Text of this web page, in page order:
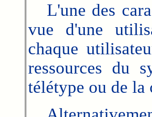
L'une des
vue d'une
chaque
ressources du
télétype ou de la